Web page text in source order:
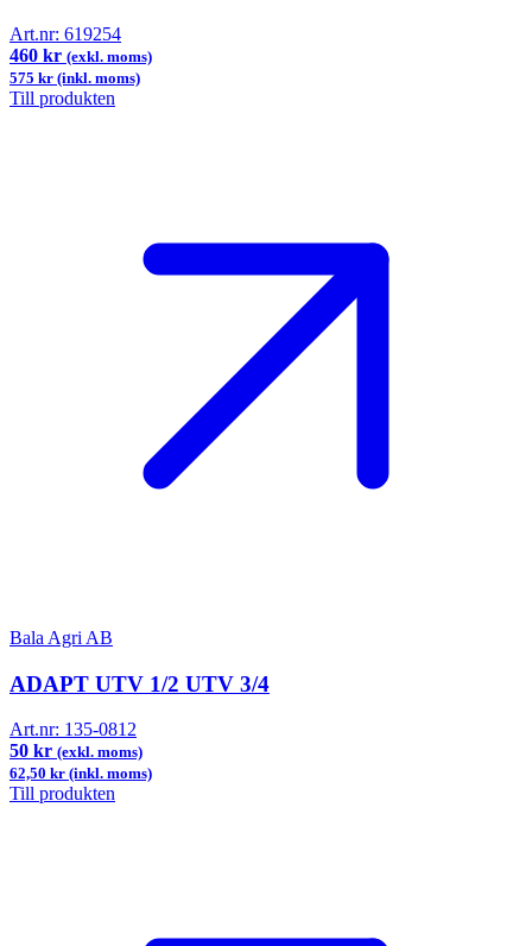
Art.nr: 619254
460 kr (exkl. moms)
575 kr (inkl. moms)
Till produkten
Bala Agri AB
ADAPT UTV 1/2 UTV 3/4
Art.nr: 135-0812
50 kr (exkl. moms)
62,50 kr (inkl. moms)
Till produkten